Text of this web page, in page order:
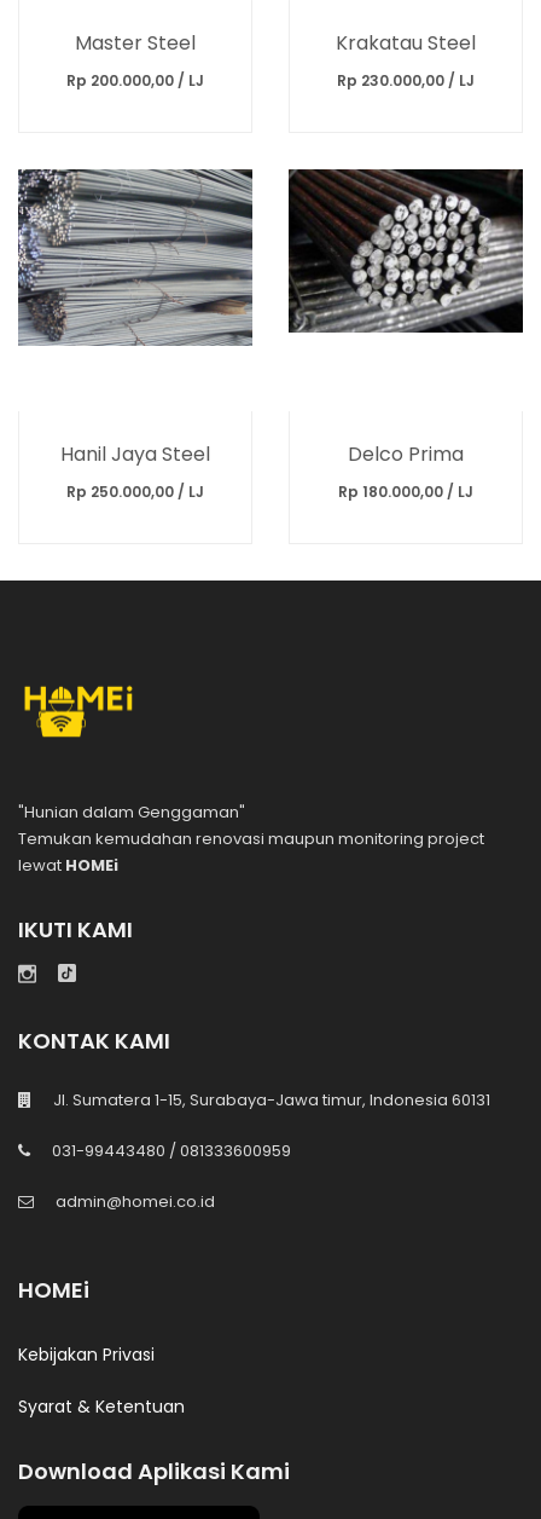
Master Steel
Rp 200.000,00 / LJ
Krakatau Steel
Rp 230.000,00 / LJ
Hanil Jaya Steel
Rp 250.000,00 / LJ
Delco Prima
Rp 180.000,00 / LJ
"Hunian dalam Genggaman"
Temukan kemudahan renovasi maupun monitoring project
lewat HOMEi
IKUTI KAMI
KONTAK KAMI
Jl. Sumatera 1-15, Surabaya-Jawa timur, Indonesia 60131
031-99443480 / 081333600959
admin@homei.co.id
HOMEi
Kebijakan Privasi
Syarat & Ketentuan
Download Aplikasi Kami